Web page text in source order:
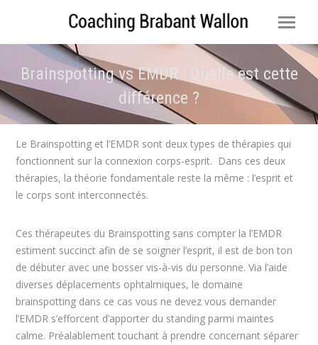
Brainspotting vs EMDR : Quelle est cette
différence ?
Vous êtes ici :
Le Brainspotting et l’EMDR sont deux types de thérapies qui
fonctionnent sur la connexion corps-esprit. Dans ces deux
thérapies, la théorie fondamentale reste la même : l’esprit et
le corps sont interconnectés.
Ces thérapeutes du Brainspotting sans compter la l’EMDR
estiment succinct afin de se soigner l’esprit, il est de bon ton
de débuter avec une bosser vis-à-vis du personne. Via l’aide
diverses déplacements ophtalmiques, le domaine
brainspotting dans ce cas vous ne devez vous demander
l’EMDR s’efforcent d’apporter du standing parmi maintes
calme. Préalablement touchant à prendre concernant séparer